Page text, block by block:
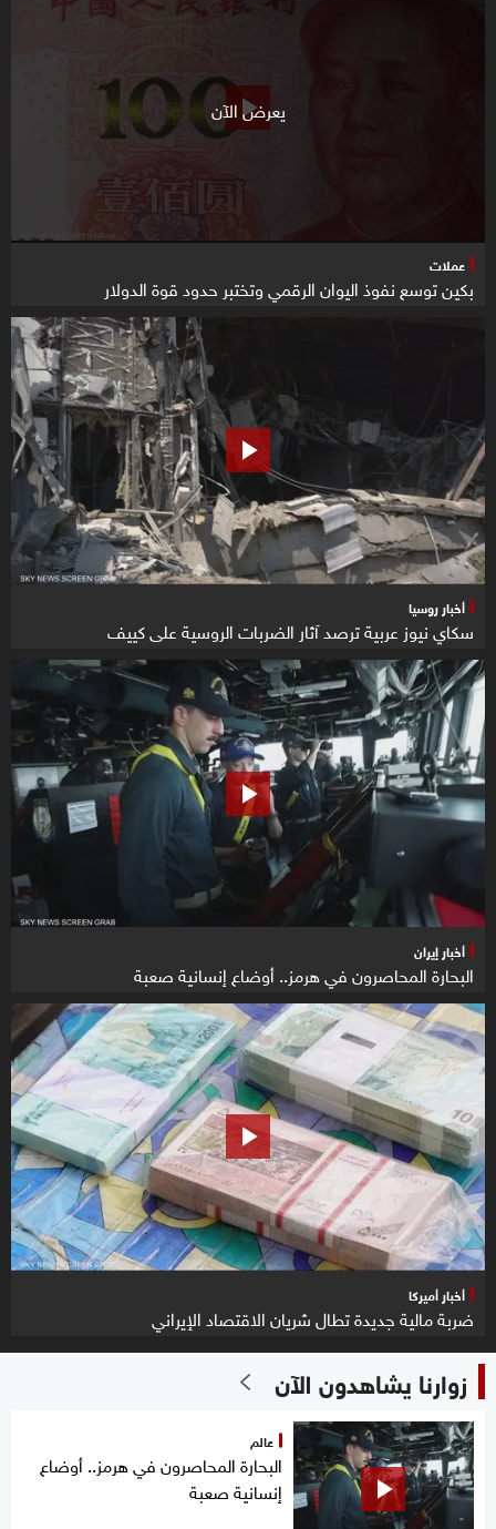
يعرض الآن
عملات
بكين توسع نفوذ اليوان الرقمي وتختبر حدود قوة الدولار
أخبار روسيا
سكاي نيوز عربية ترصد آثار الضربات الروسية على كييف
أخبار إيران
البحارة المحاصرون في هرمز.. أوضاع إنسانية صعبة
أخبار أميركا
ضربة مالية جديدة تطال شريان الاقتصاد الإيراني
زوارنا يشاهدون الآن
عالم
البحارة المحاصرون في هرمز.. أوضاع
إنسانية صعبة